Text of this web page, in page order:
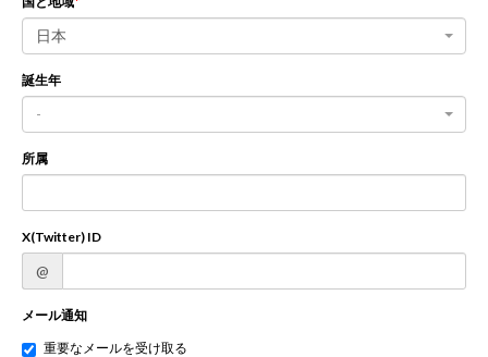
日本
誕生年
-
所属
X(Twitter) ID
@
メール通知
重要なメールを受け取る